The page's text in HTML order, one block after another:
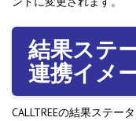
結果ステ
連携イメ
CALLTREEの結果ステー